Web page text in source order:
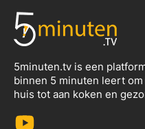
5minuten.tv is een
binnen 5 minuten leert
huis tot aan koken en